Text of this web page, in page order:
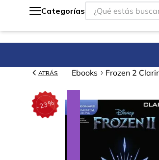
Categorías
¿Qué estás
ATRÁS Ebooks Frozen 2
-23%